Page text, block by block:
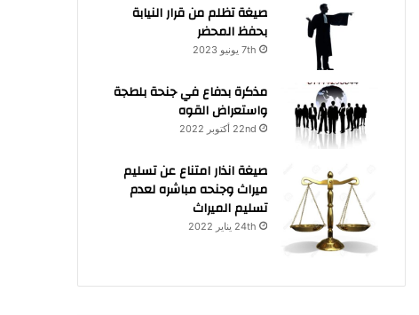
صيغة تظلم من قرار النيابة
بحفظ المحضر
7th يونيو 2023
مذكرة بدفاع في جنحة بلطجة
واستعراض القوه
22nd أكتوبر 2022
صيغة انذار امتناع عن تسليم
ميراث وجنحه مباشره لعدم
تسليم الميراث
24th يناير 2022